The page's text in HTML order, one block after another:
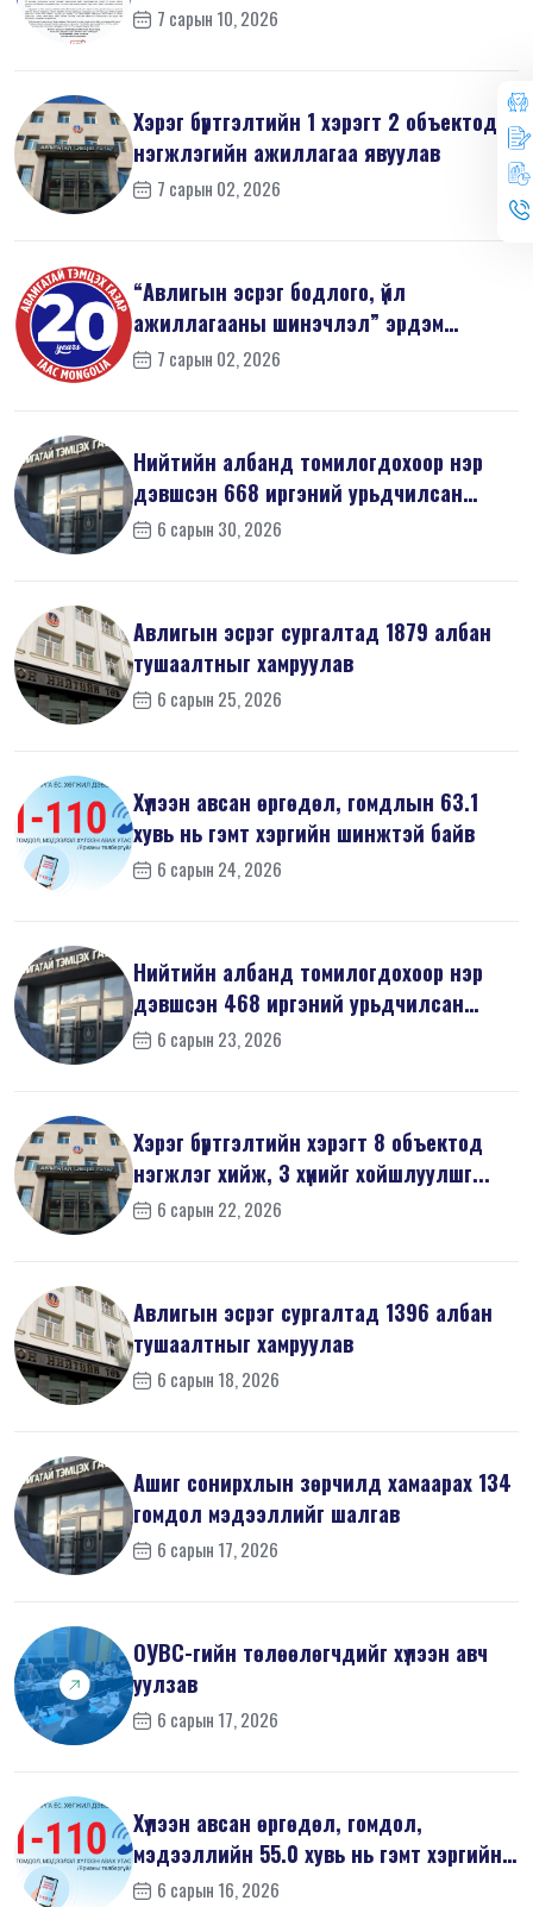
7 сарын 10, 2026
Хэрэг бүртгэлтийн 1 хэрэгт 2 объектод
нэгжлэгийн ажиллагаа явуулав
7 сарын 02, 2026
“Авлигын эсрэг бодлого, үйл
ажиллагааны шинэчлэл” эрдэм
шинжилгээний б...
7 сарын 02, 2026
Нийтийн албанд томилогдохоор нэр
дэвшсэн 668 иргэний урьдчилсан
мэдүүл...
6 сарын 30, 2026
Авлигын эсрэг сургалтад 1879 албан
тушаалтныг хамруулав
6 сарын 25, 2026
Хүлээн авсан өргөдөл, гомдлын 63.1
хувь нь гэмт хэргийн шинжтэй байв
6 сарын 24, 2026
Нийтийн албанд томилогдохоор нэр
дэвшсэн 468 иргэний урьдчилсан
мэдүүл...
6 сарын 23, 2026
Хэрэг бүртгэлтийн хэрэгт 8 объектод
нэгжлэг хийж, 3 хүнийг хойшлуулшг...
6 сарын 22, 2026
Авлигын эсрэг сургалтад 1396 албан
тушаалтныг хамруулав
6 сарын 18, 2026
Ашиг сонирхлын зөрчилд хамаарах 134
гомдол мэдээллийг шалгав
6 сарын 17, 2026
ОУВС-гийн төлөөлөгчдийг хүлээн авч
уулзав
6 сарын 17, 2026
Хүлээн авсан өргөдөл, гомдол,
мэдээллийн 55.0 хувь нь гэмт хэргийн
шин...
6 сарын 16, 2026